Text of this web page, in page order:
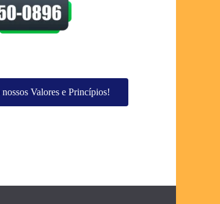
nossos Valores e Princípios!